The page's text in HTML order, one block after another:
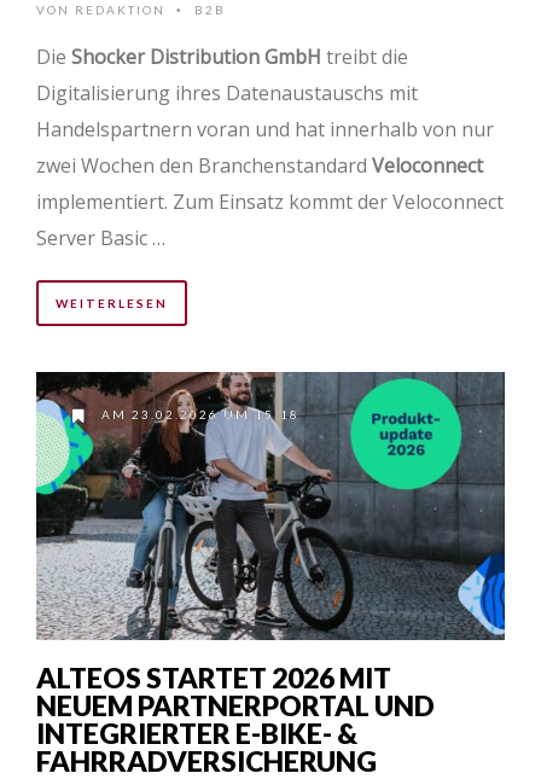
VON REDAKTION • B2B
Die Shocker Distribution GmbH treibt die
Digitalisierung ihres Datenaustauschs mit
Handelspartnern voran und hat innerhalb von nur
zwei Wochen den Branchenstandard Veloconnect
implementiert. Zum Einsatz kommt der Veloconnect
Server Basic …
WEITERLESEN
AM 23.02.2026 UM 15:18
ALTEOS STARTET 2026 MIT
NEUEM PARTNERPORTAL UND
INTEGRIERTER E-BIKE- &
FAHRRADVERSICHERUNG